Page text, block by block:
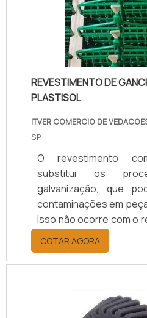
destes atributos, o
poliamida é versátil,
inserido em
produtos, tais como:
REVESTIMENTO DE
PLASTISOL
ITVER COMERCIO DE
SP
O revestimento
substitui os
galvanização, que
contaminações em
Isso não ocorre com o
de gancheiras com
pode ser inserido em
itens, alguns deles
outros.O
plastisol, tem
COTAR AGORA